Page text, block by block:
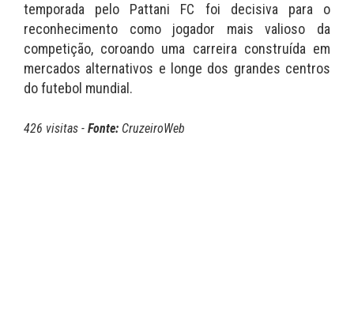
temporada pelo Pattani FC foi decisiva para o
reconhecimento como jogador mais valioso da
competição, coroando uma carreira construída em
mercados alternativos e longe dos grandes centros
do futebol mundial.
426 visitas - Fonte: CruzeiroWeb